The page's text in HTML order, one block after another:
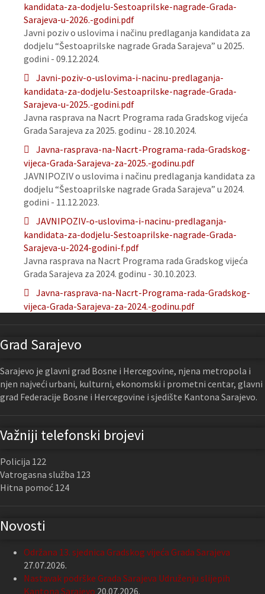
kandidata-za-dodjelu-Sestoaprilske-nagrade-Grada-
Sarajeva-u-2026.-godini.pdf
Javni poziv o uslovima i načinu predlaganja kandidata za
dodjelu “Šestoaprilske nagrade Grada Sarajeva” u 2025.
godini - 09.12.2024.
Javni-poziv-o-uslovima-i-nacinu-predlaganja-
kandidata-za-dodjelu-Sestoaprilske-nagrade-Grada-
Sarajeva-u-2025.-godini.pdf
Javna rasprava na Nacrt Programa rada Gradskog vijeća
Grada Sarajeva za 2025. godinu - 28.10.2024.
Javna-rasprava-na-Nacrt-Programa-rada-Gradskog-
vijeca-Grada-Sarajeva-za-2025.-godinu.pdf
JAVNIPOZIV o uslovima i načinu predlaganja kandidata za
dodjelu “Šestoaprilske nagrade Grada Sarajeva” u 2024.
godini - 11.12.2023.
JAVNIPOZIV-o-uslovima-i-nacinu-predlaganja-
kandidata-za-dodjelu-Sestoaprilske-nagrade-Grada-
Sarajeva-u-2024-godini-f.pdf
Javna rasprava na Nacrt Programa rada Gradskog vijeća
Grada Sarajeva za 2024. godinu - 30.10.2023.
Javna-rasprava-na-Nacrt-Programa-rada-Gradskog-
vijeca-Grada-Sarajeva-za-2024.-godinu.pdf
Grad Sarajevo
Sarajevo je glavni grad Bosne i Hercegovine, njena metropola i
njen najveći urbani, kulturni, ekonomski i prometni centar, glavni
grad Federacije Bosne i Hercegovine i sjedište Kantona Sarajevo.
Važniji telefonski brojevi
Policija 122
Vatrogasna služba 123
Hitna pomoć 124
Novosti
Održana 13. sjednica Gradskog vijeća Grada Sarajeva
27.07.2026.
Nastavak podrške Grada Sarajeva Udruženju slijepih
Kantona Sarajevo 20.07.2026.